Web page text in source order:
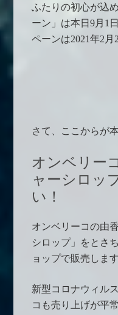
ふたりの初心が込
ーン」は本日9月1
ペーンは2021年2月
さて、ここからが本
オンベリー
ャーシロッ
い！
オンベリーコの由
シロップ」をとさ
ョップで販売します
新型コロナウィル
コも売り上げが平